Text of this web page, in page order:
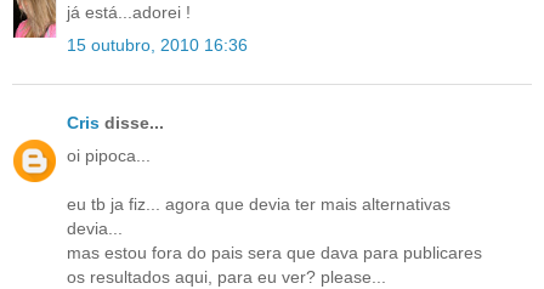
já está...adorei !
15 outubro, 2010 16:36
Cris disse...
oi pipoca...
eu tb ja fiz... agora que devia ter mais alternativas
devia...
mas estou fora do pais sera que dava para publicares
os resultados aqui, para eu ver? please...